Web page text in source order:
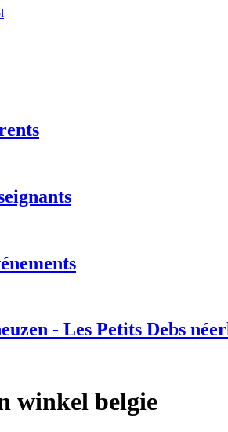
- Les Petits Debs
winkel belgie